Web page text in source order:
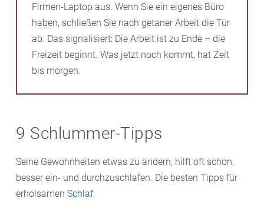
Firmen-Laptop aus. Wenn Sie ein eigenes Büro
haben, schließen Sie nach getaner Arbeit die Tür
ab. Das signalisiert: Die Arbeit ist zu Ende – die
Freizeit beginnt. Was jetzt noch kommt, hat Zeit
bis morgen.
9 Schlummer-Tipps
Seine Gewohnheiten etwas zu ändern, hilft oft schon,
besser ein- und durchzuschlafen. Die besten Tipps für
erholsamen Schlaf: